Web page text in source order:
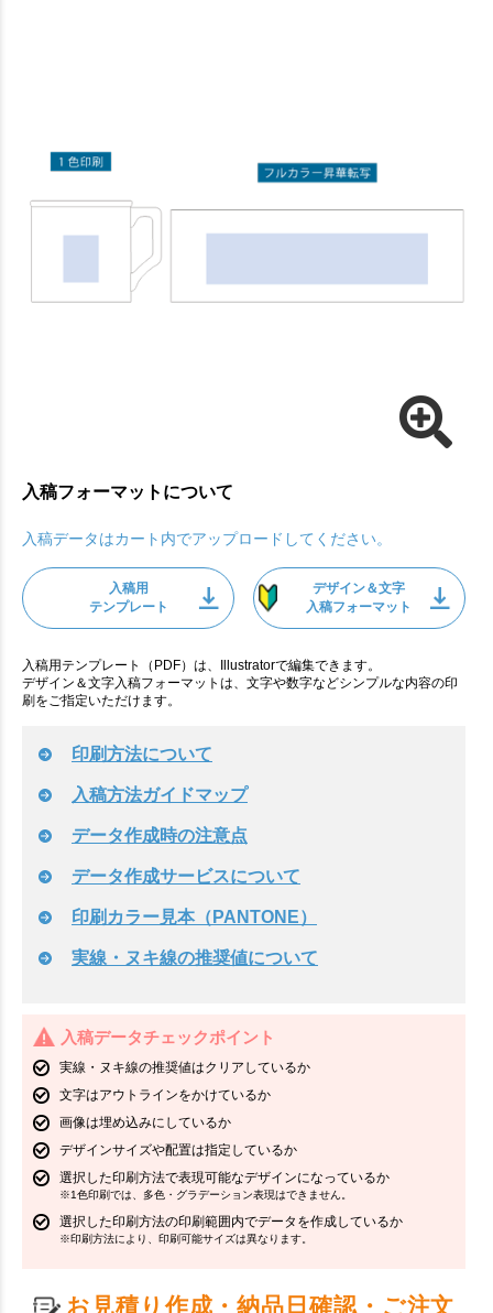
入稿フォーマットについて
入稿データはカート内でアップロードしてください。
入稿用
テンプレート
デザイン＆文字
入稿フォーマット
入稿用テンプレート（PDF）は、Illustratorで編集できます。
デザイン＆文字入稿フォーマットは、文字や数字などシンプルな内容の印
刷をご指定いただけます。
印刷方法について
入稿方法ガイドマップ
データ作成時の注意点
データ作成サービスについて
印刷カラー見本（PANTONE）
実線・ヌキ線の推奨値について
入稿データチェックポイント
実線・ヌキ線の推奨値はクリアしているか
文字はアウトラインをかけているか
画像は埋め込みにしているか
デザインサイズや配置は指定しているか
選択した印刷方法で表現可能なデザインになっているか
※1色印刷では、多色・グラデーション表現はできません。
選択した印刷方法の印刷範囲内でデータを作成しているか
※印刷方法により、印刷可能サイズは異なります。
お見積り作成・納品日確認・ご注文